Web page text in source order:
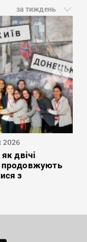
за тиждень
2026
двічі
продовжують
з